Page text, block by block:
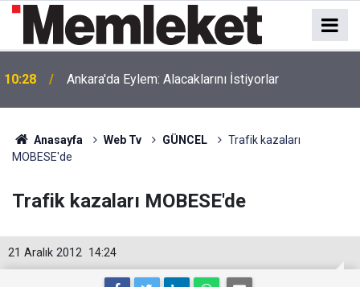
10:28 Ankara'da Eylem: Alacaklarını İstiyorlar
Anasayfa Web Tv GÜNCEL
Trafik kazaları
MOBESE'de
Trafik kazaları MOBESE'de
14:24
21 Aralık 2012